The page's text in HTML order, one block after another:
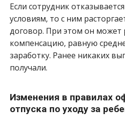
Если сотрудник
условиям, то с ним
договор. При этом он может
компенсацию, равную
заработку. Ранее никаких
получали.
Изменения в правилах
отпуска по уходу за